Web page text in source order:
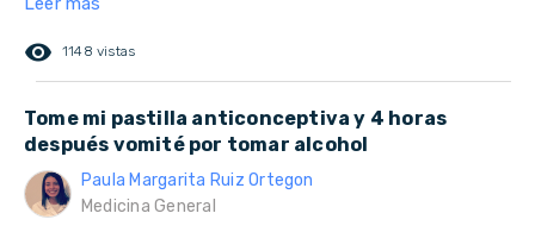
remove_red_eye 1148 vistas
Tome mi pastilla anticonceptiva y 4 horas
después vomité por tomar alcohol
Paula Margarita Ruiz Ortegon
Medicina General